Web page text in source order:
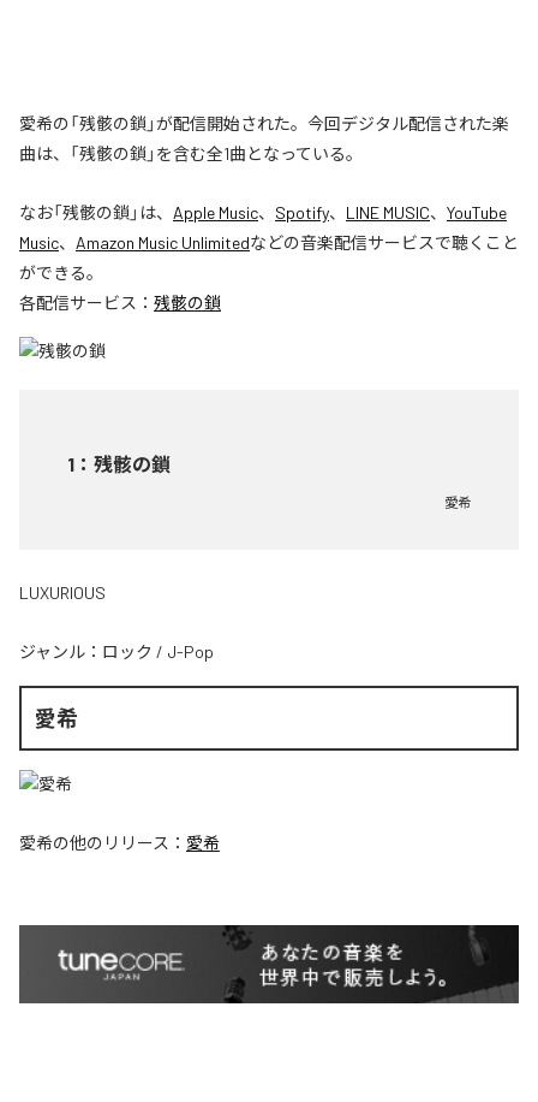
愛希の「残骸の鎖」が配信開始された。今回デジタル配信された楽
曲は、「残骸の鎖」を含む全1曲となっている。
なお「残骸の鎖 」は、 Apple Music、 Spotify、 LINE MUSIC、 YouTube
Music、 Amazon Music Unlimitedなどの音楽配信サービスで聴くこと
ができる。
各配信サービス： 残骸の鎖
1 ： 残骸の鎖
愛希
LUXURIOUS
ジャンル： ロック / J-Pop
愛希
愛希の他のリリース： 愛希